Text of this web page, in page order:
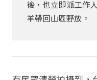
後，也立即派工作
羊帶回山區野放。